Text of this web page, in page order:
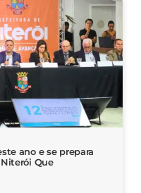
ano e se prepara
Que